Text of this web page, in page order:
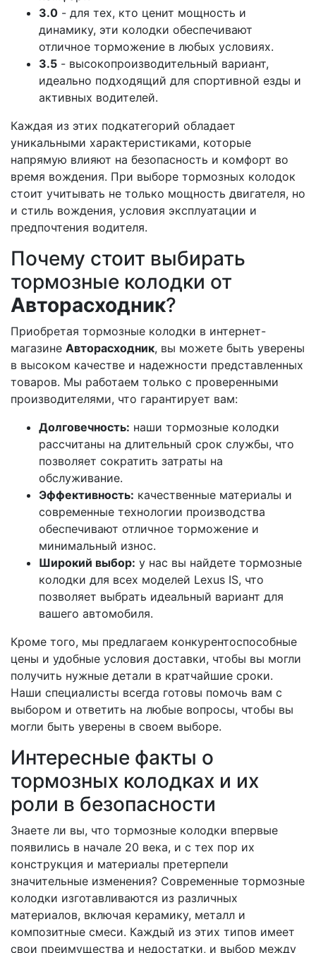
3.0 - для тех, кто ценит мощность и
динамику, эти колодки обеспечивают
отличное торможение в любых условиях.
3.5 - высокопроизводительный вариант,
идеально подходящий для спортивной езды и
активных водителей.
Каждая из этих подкатегорий обладает
уникальными характеристиками, которые
напрямую влияют на безопасность и комфорт во
время вождения. При выборе тормозных колодок
стоит учитывать не только мощность двигателя, но
и стиль вождения, условия эксплуатации и
предпочтения водителя.
Почему стоит выбирать
тормозные колодки от
Авторасходник?
Приобретая тормозные колодки в интернет-
магазине Авторасходник, вы можете быть уверены
в высоком качестве и надежности представленных
товаров. Мы работаем только с проверенными
производителями, что гарантирует вам:
Долговечность: наши тормозные колодки
рассчитаны на длительный срок службы, что
позволяет сократить затраты на
обслуживание.
Эффективность: качественные материалы и
современные технологии производства
обеспечивают отличное торможение и
минимальный износ.
Широкий выбор: у нас вы найдете тормозные
колодки для всех моделей Lexus IS, что
позволяет выбрать идеальный вариант для
вашего автомобиля.
Кроме того, мы предлагаем конкурентоспособные
цены и удобные условия доставки, чтобы вы могли
получить нужные детали в кратчайшие сроки.
Наши специалисты всегда готовы помочь вам с
выбором и ответить на любые вопросы, чтобы вы
могли быть уверены в своем выборе.
Интересные факты о
тормозных колодках и их
роли в безопасности
Знаете ли вы, что тормозные колодки впервые
появились в начале 20 века, и с тех пор их
конструкция и материалы претерпели
значительные изменения? Современные тормозные
колодки изготавливаются из различных
материалов, включая керамику, металл и
композитные смеси. Каждый из этих типов имеет
свои преимущества и недостатки, и выбор между